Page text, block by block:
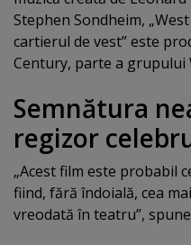
Stephen Sondheim,
cartierul de vest” este
Century, parte a grupului
Semnătura
regizor
„Acest film este probabil
fiind, fără îndoială, cea
vreodată în teatru”,